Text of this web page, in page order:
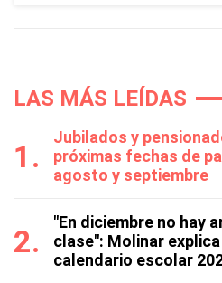
LAS MÁS LEÍDAS
Jubilados y
próximas fechas de
agosto y septiembre
"En diciembre no hay
clase": Molinar explica
calendario escolar